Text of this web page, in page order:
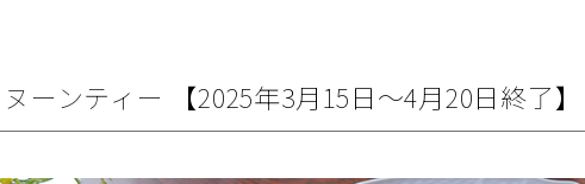
ーンティー 【2025年3月15日～4月20日終了】